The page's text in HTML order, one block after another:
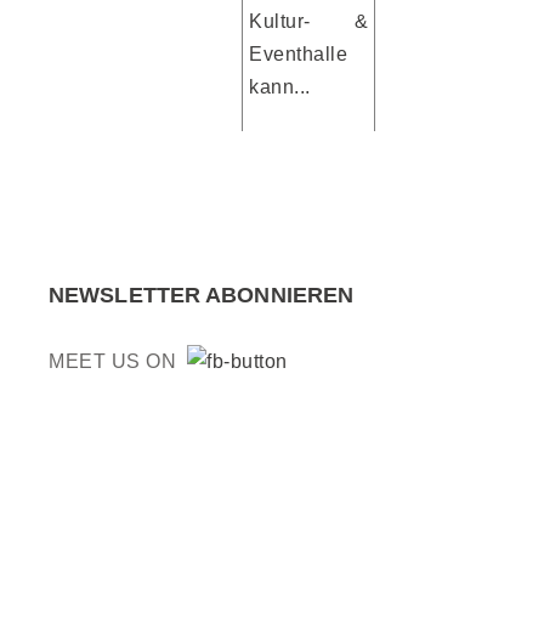
Kultur- &
Eventhalle
kann...
NEWSLETTER ABONNIEREN
MEET US ON